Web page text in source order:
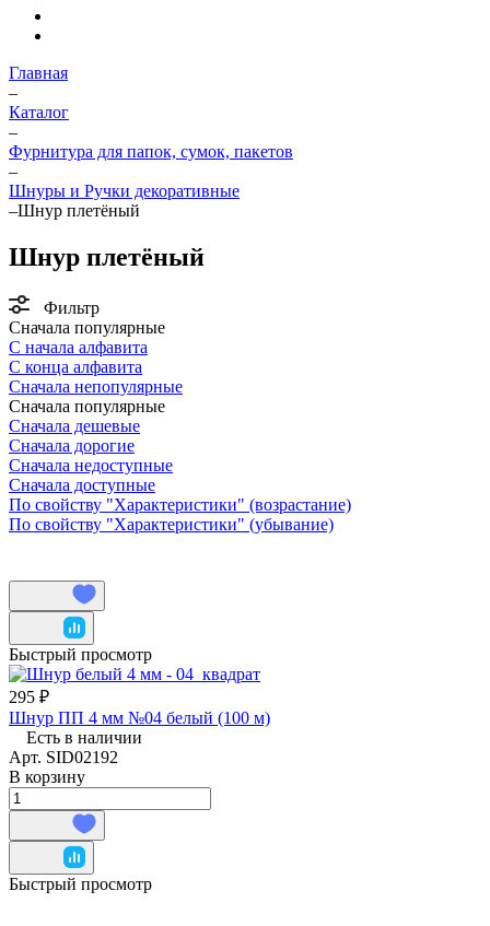
Главная
–
Каталог
–
Фурнитура для папок, сумок, пакетов
–
Шнуры и Ручки декоративные
–Шнур плетёный
Шнур плетёный
Фильтр
Сначала популярные
С начала алфавита
С конца алфавита
Сначала непопулярные
Сначала популярные
Сначала дешевые
Сначала дорогие
Сначала недоступные
Сначала доступные
По свойству "Характеристики" (возрастание)
По свойству "Характеристики" (убывание)
Быстрый просмотр
295 ₽
Шнур ПП 4 мм №04 белый (100 м)
Есть в наличии
Арт. SID02192
В корзину
Быстрый просмотр